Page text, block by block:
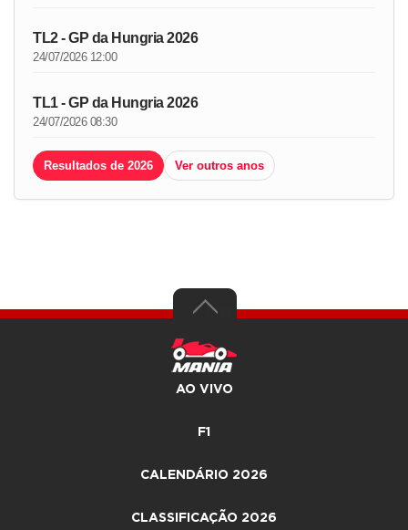
TL2 - GP da Hungria 2026
24/07/2026 12:00
TL1 - GP da Hungria 2026
24/07/2026 08:30
Resultados de 2026 Ver outros anos
AO VIVO
F1
CALENDÁRIO 2026
CLASSIFICAÇÃO 2026